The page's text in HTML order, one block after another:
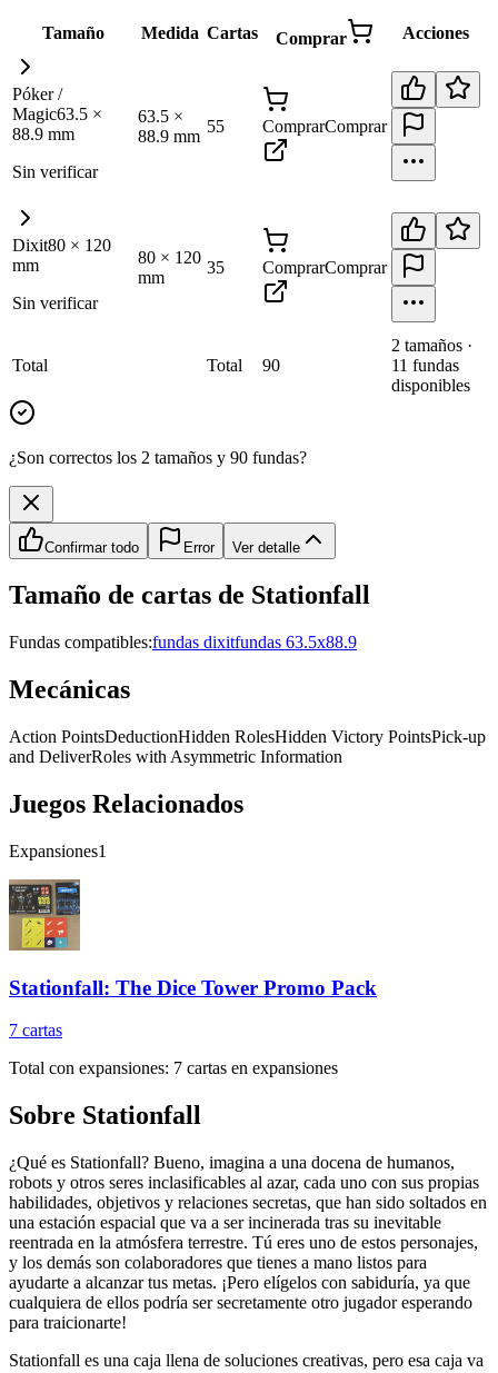
Tamaño Medida Cartas Comprar Acciones
Póker /
Magic63.5 ×
88.9 mm
Sin verificar
63.5 ×
88.9 mm
55 ComprarComprar
Dixit80 × 120
mm
Sin verificar
80 × 120
mm
35 ComprarComprar
Total Total 90
2 tamaños ·
11 fundas
disponibles
¿Son correctos los 2 tamaños y 90 fundas?
Confirmar todo Error Ver detalle
Tamaño de cartas de Stationfall
Fundas compatibles:fundas dixitfundas 63.5x88.9
Mecánicas
Action PointsDeductionHidden RolesHidden Victory PointsPick-up
and DeliverRoles with Asymmetric Information
Juegos Relacionados
Expansiones1
Stationfall: The Dice Tower Promo Pack
7 cartas
Total con expansiones: 7 cartas en expansiones
Sobre Stationfall
¿Qué es Stationfall? Bueno, imagina a una docena de humanos,
robots y otros seres inclasificables al azar, cada uno con sus propias
habilidades, objetivos y relaciones secretas, que han sido soltados en
una estación espacial que va a ser incinerada tras su inevitable
reentrada en la atmósfera terrestre. Tú eres uno de estos personajes,
y los demás son colaboradores que tienes a mano listos para
ayudarte a alcanzar tus metas. ¡Pero elígelos con sabiduría, ya que
cualquiera de ellos podría ser secretamente otro jugador esperando
para traicionarte!
Stationfall es una caja llena de soluciones creativas, pero esa caja va